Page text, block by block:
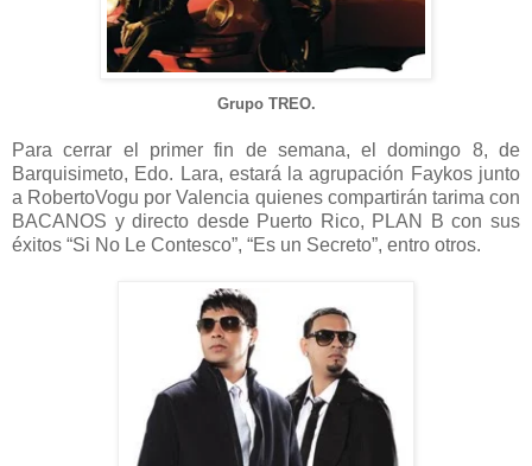
Grupo TREO.
Para cerrar el primer fin de semana, el domingo 8, de
Barquisimeto, Edo. Lara, estará la agrupación Faykos junto
a RobertoVogu por Valencia quienes compartirán tarima con
BACANOS y directo desde Puerto Rico, PLAN B con sus
éxitos “Si No Le Contesco”, “Es un Secreto”, entro otros.